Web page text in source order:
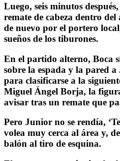
Luego, seis minutos
remate de cabeza dentro del
de nuevo por el portero
sueños de los tiburones.
En el partido alterno, Boca
sobre la espada y la pared
para clasificarse a la
Miguel Ángel Borja, la
avisar tras un remate que
Pero Junior no se rendía,
volea muy cerca al área y,
balón al tiro de esquina.